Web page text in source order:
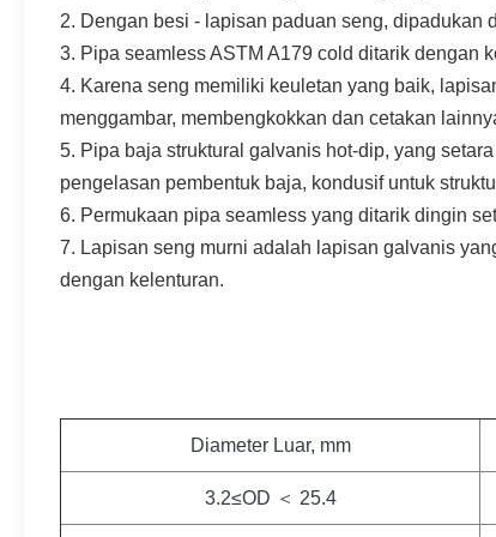
2. Dengan besi - lapisan paduan seng, dipadukan
3. Pipa seamless ASTM A179 cold ditarik dengan
4. Karena seng memiliki keuletan yang baik,
menggambar, membengkokkan dan cetakan
5. Pipa baja struktural galvanis hot-dip, yang
pengelasan pembentuk baja, kondusif untuk
6. Permukaan pipa seamless yang ditarik dingin
7. Lapisan seng murni adalah lapisan galvanis
dengan kelenturan.
Diameter Luar, mm
3.2≤OD ＜ 25.4